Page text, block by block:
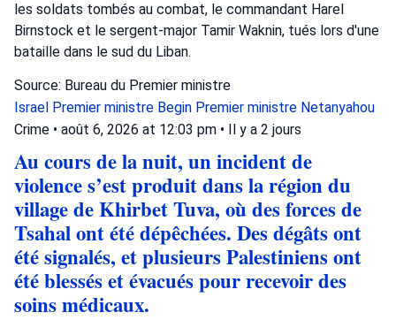
les soldats tombés au combat, le commandant Harel
Birnstock et le sergent-major Tamir Waknin, tués lors d'une
bataille dans le sud du Liban.
Source: Bureau du Premier ministre
Israel Premier ministre Begin Premier ministre Netanyahou
Crime • août 6, 2026 at 12:03 pm • Il y a 2 jours
Au cours de la nuit, un incident de
violence s’est produit dans la région du
village de Khirbet Tuva, où des forces de
Tsahal ont été dépêchées. Des dégâts ont
été signalés, et plusieurs Palestiniens ont
été blessés et évacués pour recevoir des
soins médicaux.